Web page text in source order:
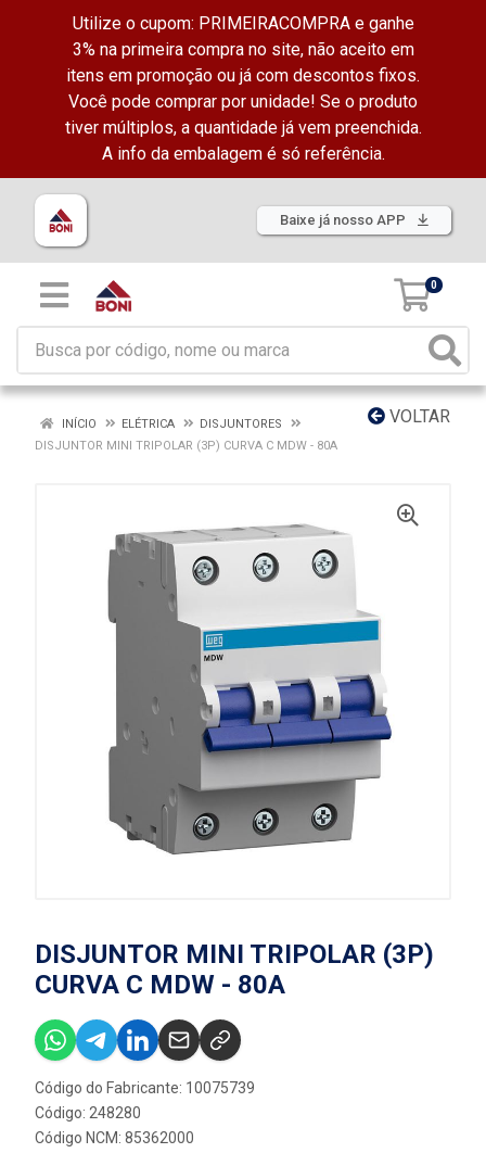
Utilize o cupom: PRIMEIRACOMPRA e ganhe
3% na primeira compra no site, não aceito em
itens em promoção ou já com descontos fixos.
Você pode comprar por unidade! Se o produto
tiver múltiplos, a quantidade já vem preenchida.
A info da embalagem é só referência.
Baixe já nosso APP
0
VOLTAR
INÍCIO ELÉTRICA
DISJUNTORES
DISJUNTOR MINI TRIPOLAR (3P) CURVA C MDW - 80A
DISJUNTOR MINI TRIPOLAR (3P)
CURVA C MDW - 80A
Código do Fabricante: 10075739
Código: 248280
Código NCM: 85362000